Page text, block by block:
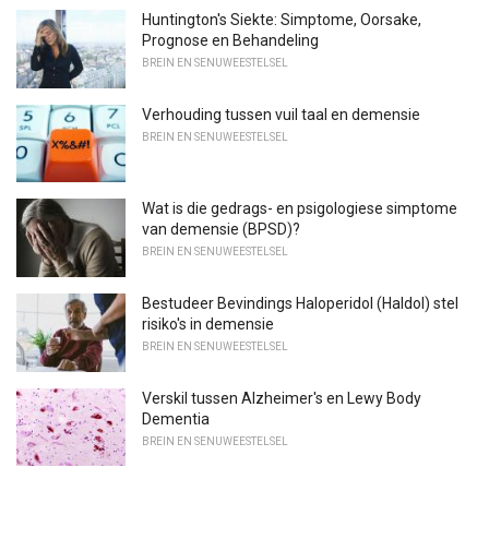
Huntington's Siekte: Simptome, Oorsake,
Prognose en Behandeling
BREIN EN SENUWEESTELSEL
Verhouding tussen vuil taal en demensie
BREIN EN SENUWEESTELSEL
Wat is die gedrags- en psigologiese simptome
van demensie (BPSD)?
BREIN EN SENUWEESTELSEL
Bestudeer Bevindings Haloperidol (Haldol) stel
risiko's in demensie
BREIN EN SENUWEESTELSEL
Verskil tussen Alzheimer's en Lewy Body
Dementia
BREIN EN SENUWEESTELSEL